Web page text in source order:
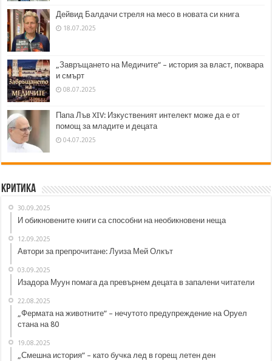
Дейвид Балдачи стреля на месо в новата си книга
18.07.2025
„Завръщането на Медичите“ – история за власт, поквара
и смърт
08.07.2025
Папа Лъв XIV: Изкуственият интелект може да е от
помощ за младите и децата
04.07.2025
Критика
30.09.2025
И обикновените книги са способни на необикновени неща
12.09.2025
Автори за препрочитане: Луиза Мей Олкът
03.09.2025
Изадора Муун помага да превърнем децата в запалени читатели
22.08.2025
„Фермата на животните“ – нечутото предупреждение на Оруел
стана на 80
19.08.2025
„Смешна история“ – като бучка лед в горещ летен ден